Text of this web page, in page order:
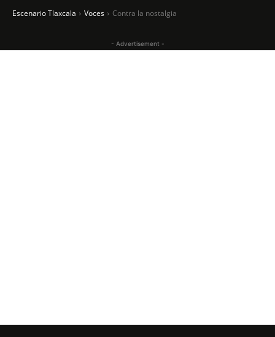
Escenario Tlaxcala Voces Contra la nostalgia
- Advertisement -